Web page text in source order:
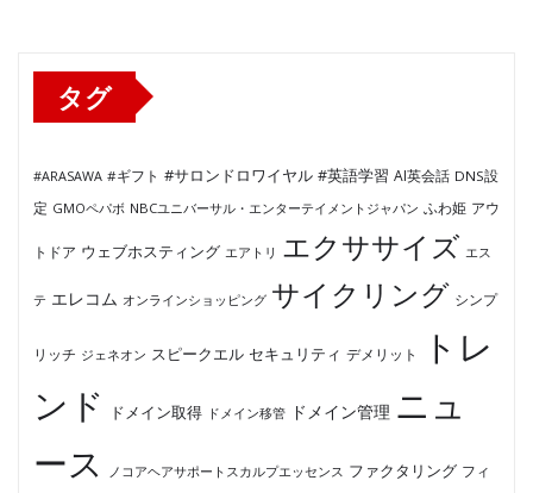
タグ
#ARASAWA #ギフト #サロンドロワイヤル #英語学習 AI英会話 DNS設
定 GMOペパボ NBCユニバーサル・エンターテイメントジャパン ふわ姫 アウ
トドア ウェブホスティング エアトリ エクササイズ エス
テ エレコム オンラインショッピング サイクリング シンプ
リッチ ジェネオン スピークエル セキュリティ デメリット
トレ
ンド
ドメイン取得 ドメイン移管 ドメイン管理 ニュ
ース
ノコアヘアサポートスカルプエッセンス ファクタリング フィ